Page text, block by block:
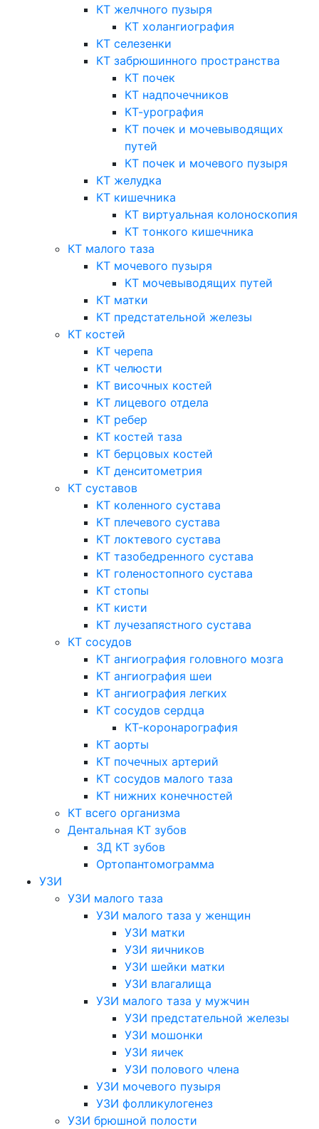
КТ желчного пузыря
КТ холангиография
КТ селезенки
КТ забрюшинного пространства
КТ почек
КТ надпочечников
КТ-урография
КТ почек и мочевыводящих
путей
КТ почек и мочевого пузыря
КТ желудка
КТ кишечника
КТ виртуальная колоноскопия
КТ тонкого кишечника
КТ малого таза
КТ мочевого пузыря
КТ мочевыводящих путей
КТ матки
КТ предстательной железы
КТ костей
КТ черепа
КТ челюсти
КТ височных костей
КТ лицевого отдела
КТ ребер
КТ костей таза
КТ берцовых костей
КТ денситометрия
КТ суставов
КТ коленного сустава
КТ плечевого сустава
КТ локтевого сустава
КТ тазобедренного сустава
КТ голеностопного сустава
КТ стопы
КТ кисти
КТ лучезапястного сустава
КТ сосудов
КТ ангиография головного мозга
КТ ангиография шеи
КТ ангиография легких
КТ сосудов сердца
КТ-коронарография
КТ аорты
КТ почечных артерий
КТ сосудов малого таза
КТ нижних конечностей
КТ всего организма
Дентальная КТ зубов
3Д КТ зубов
Ортопантомограмма
УЗИ
УЗИ малого таза
УЗИ малого таза у женщин
УЗИ матки
УЗИ яичников
УЗИ шейки матки
УЗИ влагалища
УЗИ малого таза у мужчин
УЗИ предстательной железы
УЗИ мошонки
УЗИ яичек
УЗИ полового члена
УЗИ мочевого пузыря
УЗИ фолликулогенез
УЗИ брюшной полости